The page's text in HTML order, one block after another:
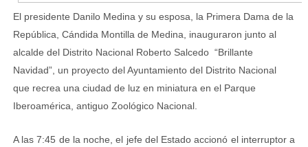
El presidente Danilo Medina y su esposa, la Primera Dama de la
República, Cándida Montilla de Medina, inauguraron junto al
alcalde del Distrito Nacional Roberto Salcedo “Brillante
Navidad”, un proyecto del Ayuntamiento del Distrito Nacional
que recrea una ciudad de luz en miniatura en el Parque
Iberoamérica, antiguo Zoológico Nacional.
A las 7:45 de la noche, el jefe del Estado accionó el interruptor a